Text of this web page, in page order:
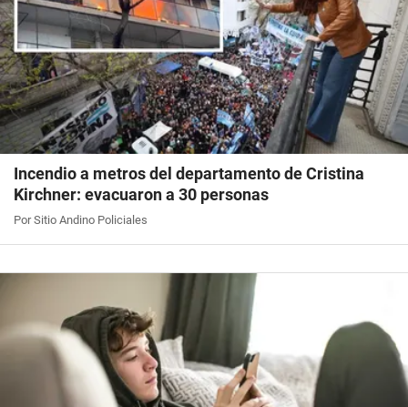
Incendio a metros del departamento de Cristina
Kirchner: evacuaron a 30 personas
Por Sitio Andino Policiales